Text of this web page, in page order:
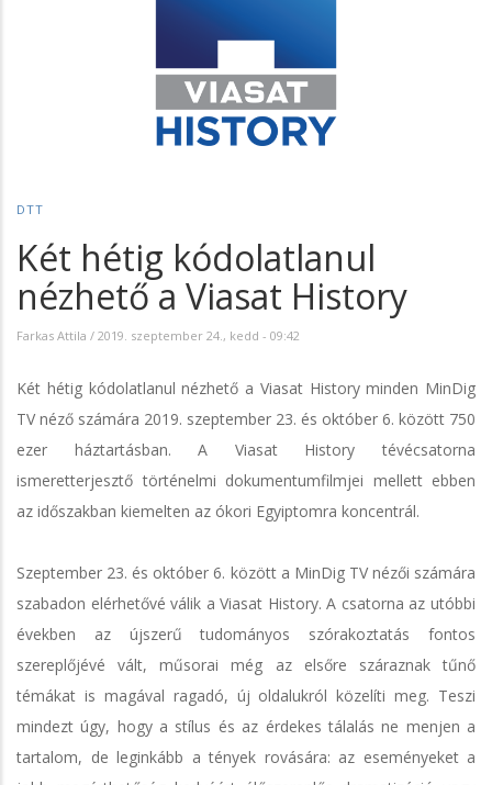
DTT
Két hétig kódolatlanul
nézhető a Viasat History
Farkas Attila / 2019. szeptember 24., kedd - 09:42
Két hétig kódolatlanul nézhető a Viasat History minden MinDig
TV néző számára 2019. szeptember 23. és október 6. között 750
ezer háztartásban. A Viasat History tévécsatorna
ismeretterjesztő történelmi dokumentumfilmjei mellett ebben
az időszakban kiemelten az ókori Egyiptomra koncentrál.
Szeptember 23. és október 6. között a MinDig TV nézői számára
szabadon elérhetővé válik a Viasat History. A csatorna az utóbbi
években az újszerű tudományos szórakoztatás fontos
szereplőjévé vált, műsorai még az elsőre száraznak tűnő
témákat is magával ragadó, új oldalukról közelíti meg. Teszi
mindezt úgy, hogy a stílus és az érdekes tálalás ne menjen a
tartalom, de leginkább a tények rovására: az eseményeket a